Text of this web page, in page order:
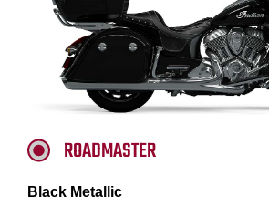
ROADMASTER
Black Metallic